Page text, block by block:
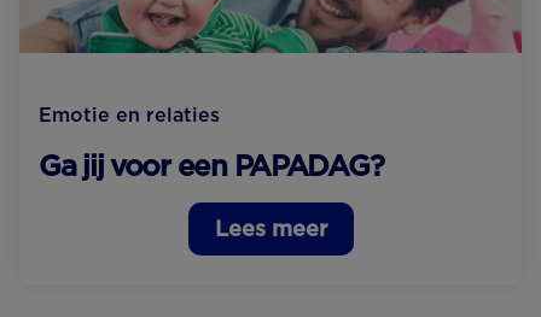
Emotie en relaties
Ga jij voor een PAPADAG?
Lees meer